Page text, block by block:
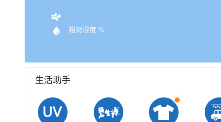
相对湿度 %
生活助手